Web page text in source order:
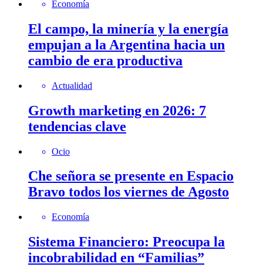
Economía
El campo, la minería y la energía
empujan a la Argentina hacia un
cambio de era productiva
Actualidad
Growth marketing en 2026: 7
tendencias clave
Ocio
Che señora se presente en Espacio
Bravo todos los viernes de Agosto
Economía
Sistema Financiero: Preocupa la
incobrabilidad en “Familias”